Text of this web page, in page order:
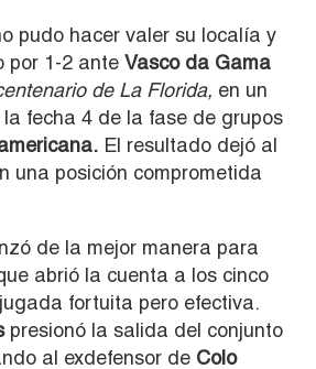
pudo hacer valer su localía y
por 1-2 ante Vasco da Gama
de La Florida, en un
fecha 4 de la fase de grupos
El resultado dejó al
una posición comprometida
de la mejor manera para
abrió la cuenta a los cinco
fortuita pero efectiva.
presionó la salida del conjunto
al exdefensor de Colo